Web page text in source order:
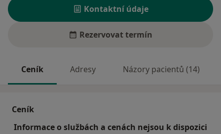
Kontaktní údaje
Rezervovat termín
Ceník Adresy Názory pacientů (14)
Ceník
Informace o službách a cenách nejsou k dispozici